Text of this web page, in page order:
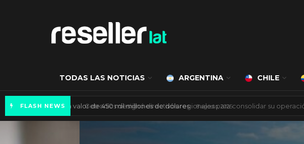
TODAS LAS NOTICIAS ARGENTINA CHILE
FLASH NEWS Mercado de IA agéntica tiene un valor de 450 mil millones de dólares